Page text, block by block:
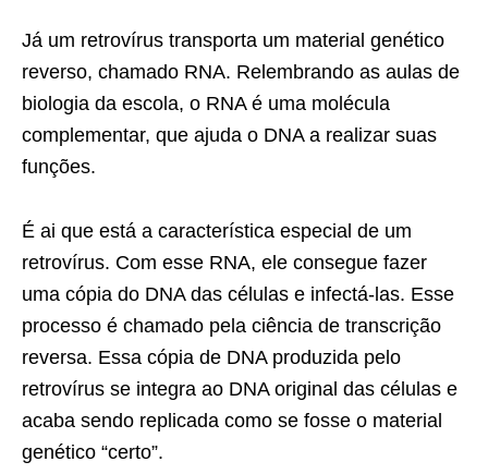
Já um retrovírus transporta um material genético
reverso, chamado RNA. Relembrando as aulas de
biologia da escola, o RNA é uma molécula
complementar, que ajuda o DNA a realizar suas
funções.
É ai que está a característica especial de um
retrovírus. Com esse RNA, ele consegue fazer
uma cópia do DNA das células e infectá-las. Esse
processo é chamado pela ciência de transcrição
reversa. Essa cópia de DNA produzida pelo
retrovírus se integra ao DNA original das células e
acaba sendo replicada como se fosse o material
genético “certo”.